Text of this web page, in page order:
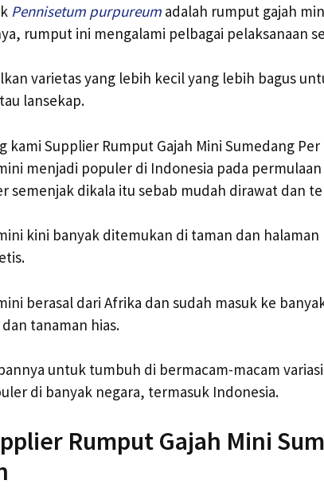
Pennisetum purpureum adalah rumput gajah
rumput ini mengalami pelbagai pelaksanaan
varietas yang lebih kecil yang lebih bagus
lansekap.
kami Supplier Rumput Gajah Mini Sumedang
menjadi populer di Indonesia pada
semenjak dikala itu sebab mudah dirawat dan
kini banyak ditemukan di taman dan halaman
berasal dari Afrika dan sudah masuk ke
tanaman hias.
untuk tumbuh di bermacam-macam
di banyak negara, termasuk Indonesia.
Rumput Gajah Mini